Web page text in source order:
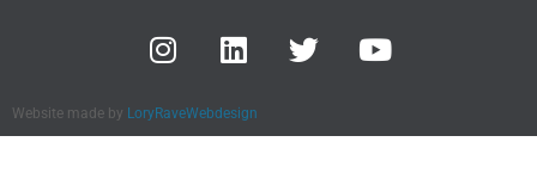
Website made by LoryRaveWebdesign